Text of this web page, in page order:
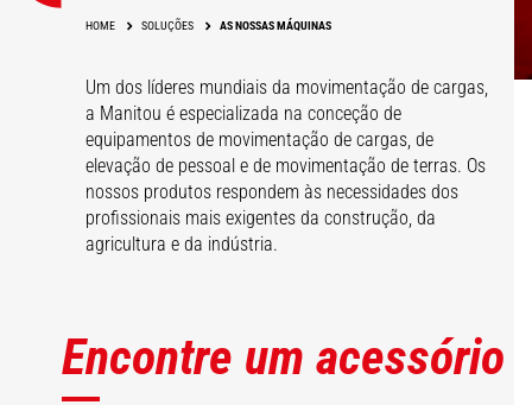
HOME SOLUÇÕES AS NOSSAS MÁQUINAS
Um dos líderes mundiais da movimentação de cargas,
a Manitou é especializada na conceção de
equipamentos de movimentação de cargas, de
elevação de pessoal e de movimentação de terras. Os
nossos produtos respondem às necessidades dos
profissionais mais exigentes da construção, da
agricultura e da indústria.
Encontre um acessório